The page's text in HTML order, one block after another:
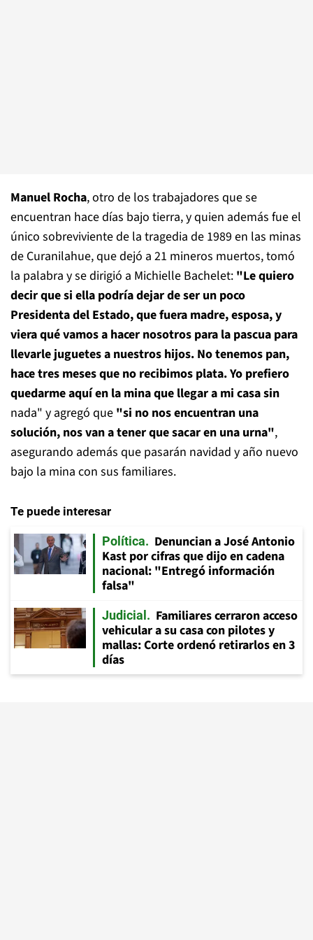
Manuel Rocha, otro de los trabajadores que se
encuentran hace días bajo tierra, y quien además fue el
único sobreviviente de la tragedia de 1989 en las minas
de Curanilahue, que dejó a 21 mineros muertos, tomó
la palabra y se dirigió a Michielle Bachelet: "Le quiero
decir que si ella podría dejar de ser un poco
Presidenta del Estado, que fuera madre, esposa, y
viera qué vamos a hacer nosotros para la pascua para
llevarle juguetes a nuestros hijos. No tenemos pan,
hace tres meses que no recibimos plata. Yo prefiero
quedarme aquí en la mina que llegar a mi casa sin
nada" y agregó que "si no nos encuentran una
solución, nos van a tener que sacar en una urna",
asegurando además que pasarán navidad y año nuevo
bajo la mina con sus familiares.
Te puede interesar
Política
Denuncian a José Antonio
Kast por cifras que dijo en cadena
nacional: "Entregó información
falsa"
Judicial
Familiares cerraron acceso
vehicular a su casa con pilotes y
mallas: Corte ordenó retirarlos en 3
días